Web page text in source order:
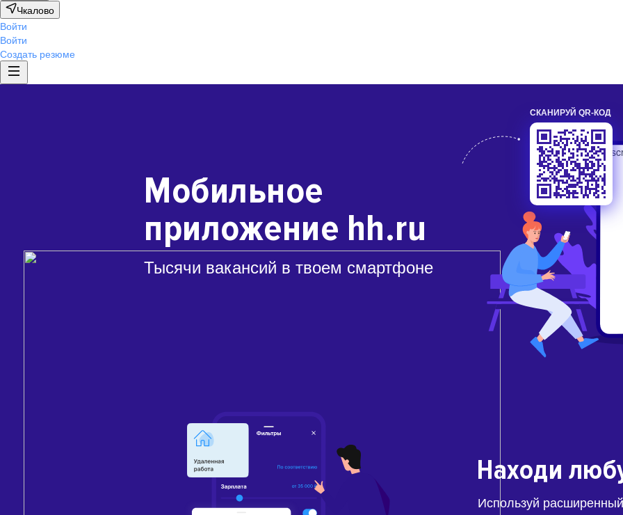
Чкалово
Войти
Войти
Создать резюме
Мобильное
приложение hh.ru
Тысячи вакансий в твоем смартфоне
СКАНИРУЙ QR-КОД
Находи
Используй